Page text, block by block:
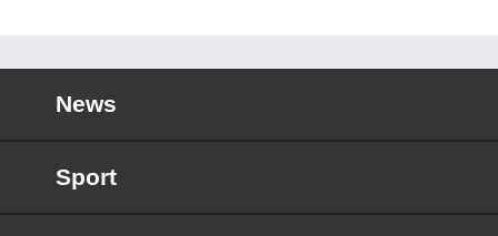
News
Sport